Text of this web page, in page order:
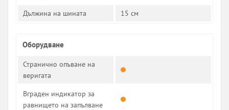
Дължина на шината 15 см
Оборудване
Странично опъване на
веригата
Вграден индикатор за
равнището на запълване